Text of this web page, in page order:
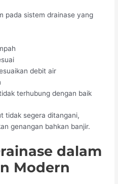
pada sistem drainase yang
debit air
terhubung dengan baik
tidak segera ditangani,
genangan bahkan banjir.
dalam
Modern